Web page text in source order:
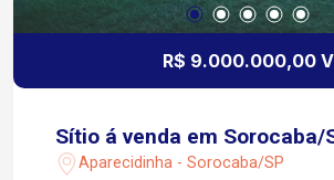
R$ 9.000.000,00 V
Sítio á venda em Sorocaba/
Aparecidinha - Sorocaba/SP